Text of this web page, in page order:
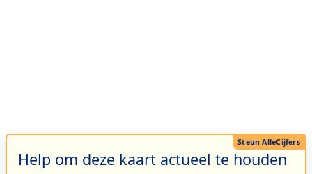
Help om deze kaart actueel te houden